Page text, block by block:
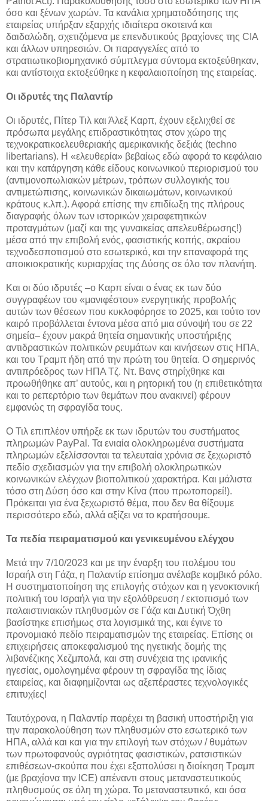
όσο και ξένων χωρών. Τα κανάλια χρηματοδότησης της
εταιρείας υπήρξαν εξαρχής ιδιαίτερα σκοτεινά και
δαιδαλώδη, σχετιζόμενα με επενδυτικούς βραχίονες της CIA
και άλλων υπηρεσιών. Οι παραγγελίες από το
στρατιωτικοβιομηχανικό σύμπλεγμα σύντομα εκτοξεύθηκαν,
και αντίστοιχα εκτοξεύθηκε η κεφαλαιοποίηση της εταιρείας.
Οι ιδρυτές της Παλαντίρ
Οι ιδρυτές, Πίτερ Τιλ και Άλεξ Καρπ, έχουν εξελιχθεί σε
πρόσωπα μεγάλης επιδραστικότητας στον χώρο της
τεχνοκρατικοελευθεριακής αμερικανικής δεξιάς (techno
libertarians). Η «ελευθερία» βεβαίως εδώ αφορά το κεφάλαιο
και την κατάργηση κάθε είδους κοινωνικού περιορισμού του
(αντιμονοπωλιακών μέτρων, τρόπων συλλογικής του
αντιμετώπισης, κοινωνικών δικαιωμάτων, κοινωνικού
κράτους κ.λπ.). Αφορά επίσης την επιδίωξη της πλήρους
διαγραφής όλων των ιστορικών χειραφετητικών
προταγμάτων (μαζί και της γυναικείας απελευθέρωσης!)
μέσα από την επιβολή ενός, φασιστικής κοπής, ακραίου
τεχνοδεσποτισμού στο εσωτερικό, και την επαναφορά της
αποικιοκρατικής κυριαρχίας της Δύσης σε όλο τον πλανήτη.
Και οι δύο ιδρυτές –ο Καρπ είναι ο ένας εκ των δύο
συγγραφέων του «μανιφέστου» ενεργητικής προβολής
αυτών των θέσεων που κυκλοφόρησε το 2025, και τούτο τον
καιρό προβάλλεται έντονα μέσα από μια σύνοψή του σε 22
σημεία– έχουν μακρά θητεία σημαντικής υποστήριξης
αντιδραστικών πολιτικών ρευμάτων και κινήσεων στις ΗΠΑ,
και του Τραμπ ήδη από την πρώτη του θητεία. Ο σημερινός
αντιπρόεδρος των ΗΠΑ Τζ. Ντ. Βανς στηρίχθηκε και
προωθήθηκε απ’ αυτούς, και η ρητορική του (η επιθετικότητα
και το ρεπερτόριο των θεμάτων που ανακινεί) φέρουν
εμφανώς τη σφραγίδα τους.
Ο Τιλ επιπλέον υπήρξε εκ των ιδρυτών του συστήματος
πληρωμών PayPal. Τα ενιαία ολοκληρωμένα συστήματα
πληρωμών εξελίσσονται τα τελευταία χρόνια σε ξεχωριστό
πεδίο σχεδιασμών για την επιβολή ολοκληρωτικών
κοινωνικών ελέγχων βιοπολιτικού χαρακτήρα. Και μάλιστα
τόσο στη Δύση όσο και στην Κίνα (που πρωτοπορεί!).
Πρόκειται για ένα ξεχωριστό θέμα, που δεν θα θίξουμε
περισσότερο εδώ, αλλά αξίζει να το κρατήσουμε.
Τα πεδία πειραματισμού και γενικευμένου ελέγχου
Μετά την 7/10/2023 και με την έναρξη του πολέμου του
Ισραήλ στη Γάζα, η Παλαντίρ επίσημα ανέλαβε κομβικό ρόλο.
Η συστηματοποίηση της επιλογής στόχων και η γενοκτονική
πολιτική του Ισραήλ για την εξολόθρευση / εκτοπισμό των
παλαιστινιακών πληθυσμών σε Γάζα και Δυτική Όχθη
βασίστηκε επισήμως στα λογισμικά της, και έγινε το
προνομιακό πεδίο πειραματισμών της εταιρείας. Επίσης οι
επιχειρήσεις αποκεφαλισμού της ηγετικής δομής της
λιβανέζικης Χεζμπολά, και στη συνέχεια της ιρανικής
ηγεσίας, ομολογημένα φέρουν τη σφραγίδα της ίδιας
εταιρείας, και διαφημίζονται ως αξεπέραστες τεχνολογικές
επιτυχίες!
Ταυτόχρονα, η Παλαντίρ παρέχει τη βασική υποστήριξη για
την παρακολούθηση των πληθυσμών στο εσωτερικό των
ΗΠΑ, αλλά και και για την επιλογή των στόχων / θυμάτων
των πρωτοφανούς αγριότητας φασιστικών, ρατσιστικών
επιθέσεων-σκούπα που έχει εξαπολύσει η διοίκηση Τραμπ
(με βραχίονα την ICE) απέναντι στους μεταναστευτικούς
πληθυσμούς σε όλη τη χώρα. Το μεταναστευτικό, και όσα